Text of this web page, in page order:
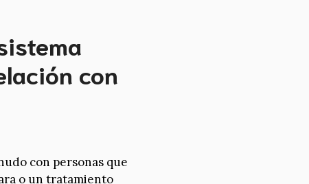
con
con personas que
o un tratamiento